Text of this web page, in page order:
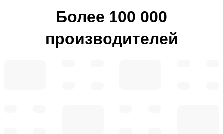
Более 100 000
производителей